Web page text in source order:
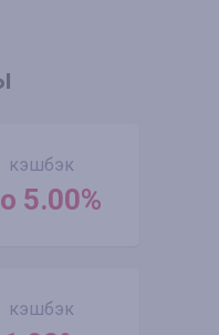
кэшбэк
5.00%
кэшбэк